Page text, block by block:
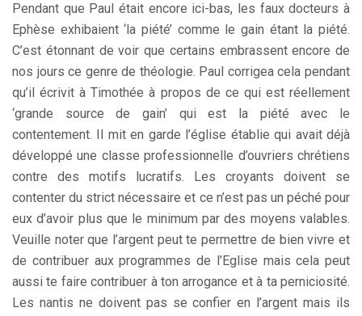
Pendant que Paul était encore ici-bas, les faux docteurs à
Ephèse exhibaient ‘la piété’ comme le gain étant la piété.
C’est étonnant de voir que certains embrassent encore de
nos jours ce genre de théologie. Paul corrigea cela pendant
qu’il écrivit à Timothée à propos de ce qui est réellement
‘grande source de gain’ qui est la piété avec le
contentement. Il mit en garde l’église établie qui avait déjà
développé une classe professionnelle d’ouvriers chrétiens
contre des motifs lucratifs. Les croyants doivent se
contenter du strict nécessaire et ce n’est pas un péché pour
eux d’avoir plus que le minimum par des moyens valables.
Veuille noter que l’argent peut te permettre de bien vivre et
de contribuer aux programmes de l’Eglise mais cela peut
aussi te faire contribuer à ton arrogance et à ta perniciosité.
Les nantis ne doivent pas se confier en l’argent mais ils